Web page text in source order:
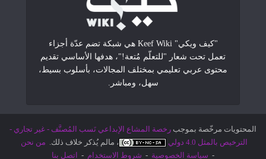
"كيف ويكي" Keef Wiki هي شبكة تضم عدّة أجزاء
تعمل تحت شعار "للتعلّم مُتعة!"، هدفها الأساسي تقديم
محتوى عربي تعليمي بمختلف المجالات، بأسلوب بسيط،
سهل، ومباشر.
المحتويات مرخّصة بموجب رخصة المشاع الإبداعي نَسب المُصنَّف - غير تجاري -
الترخيص بالمثل 4.0 دولي
، مالم يُذكر خلاف ذلك. من نحن
- سياسة الخصوصية - شروط الاستخدام - اتصل بنا